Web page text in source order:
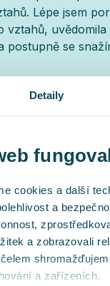
Detaily
cookies a další
a
a zobrazovali
a zařízeních.
Lépe jsem
vztahů, uvědomila
postupně se
jedním malým
najít ten váš.“
terapeuta
člověk v sobě
právě teď
bez posuzování,